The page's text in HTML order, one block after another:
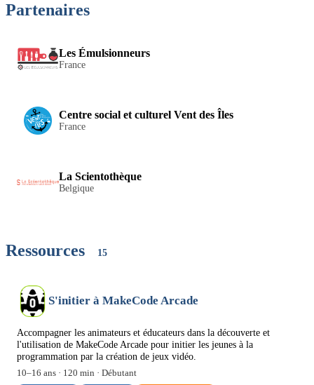
Partenaires
Les Émulsionneurs
France
Centre social et culturel Vent des Îles
France
La Scientothèque
Belgique
Ressources 15
S'initier à MakeCode Arcade
Accompagner les animateurs et éducateurs dans la découverte et
l'utilisation de MakeCode Arcade pour initier les jeunes à la
programmation par la création de jeux vidéo.
10–16 ans · 120 min · Débutant